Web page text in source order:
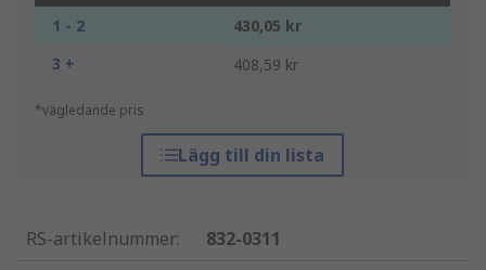
1 - 2
430,05 kr
3 +
408,59 kr
*vägledande pris
Lägg till din lista
RS-artikelnummer:
832-0311